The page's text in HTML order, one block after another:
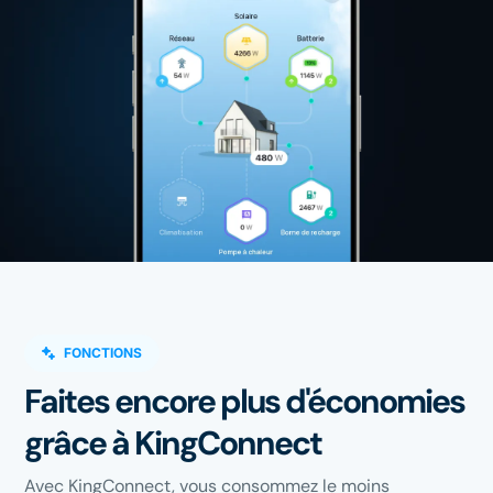
FONCTIONS
Faites encore plus d'économies
grâce à KingConnect
Avec KingConnect, vous consommez le moins